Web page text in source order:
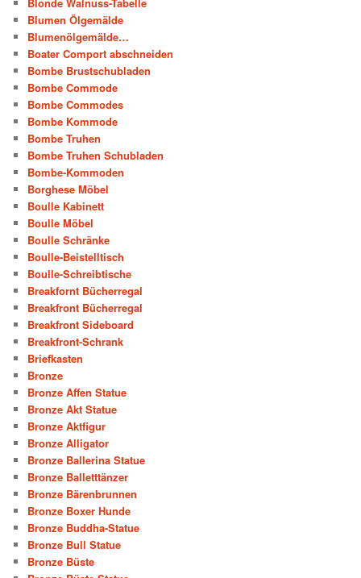
Blonde Walnuss-Tabelle
Blumen Ölgemälde
Blumenölgemälde…
Boater Comport abschneiden
Bombe Brustschubladen
Bombe Commode
Bombe Commodes
Bombe Kommode
Bombe Truhen
Bombe Truhen Schubladen
Bombe-Kommoden
Borghese Möbel
Boulle Kabinett
Boulle Möbel
Boulle Schränke
Boulle-Beistelltisch
Boulle-Schreibtische
Breakfornt Bücherregal
Breakfront Bücherregal
Breakfront Sideboard
Breakfront-Schrank
Briefkasten
Bronze
Bronze Affen Statue
Bronze Akt Statue
Bronze Aktfigur
Bronze Alligator
Bronze Ballerina Statue
Bronze Balletttänzer
Bronze Bärenbrunnen
Bronze Boxer Hunde
Bronze Buddha-Statue
Bronze Bull Statue
Bronze Büste